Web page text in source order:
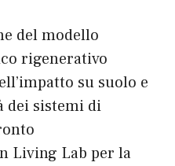
del modello
rigenerativo
su suolo e
dei sistemi di
Living Lab per la